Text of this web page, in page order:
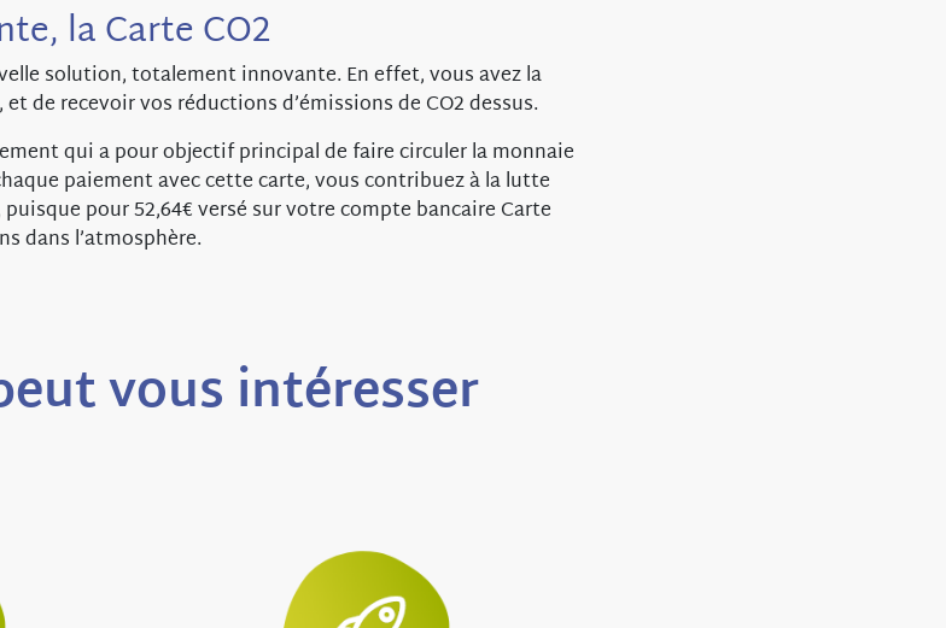
la Carte CO2
solution, totalement innovante. En effet, vous avez la
de recevoir vos réductions d’émissions de CO2 dessus.
qui a pour objectif principal de faire circuler la monnaie
paiement avec cette carte, vous contribuez à la lutte
pour 52,64€ versé sur votre compte bancaire Carte
dans l’atmosphère.
vous intéresser